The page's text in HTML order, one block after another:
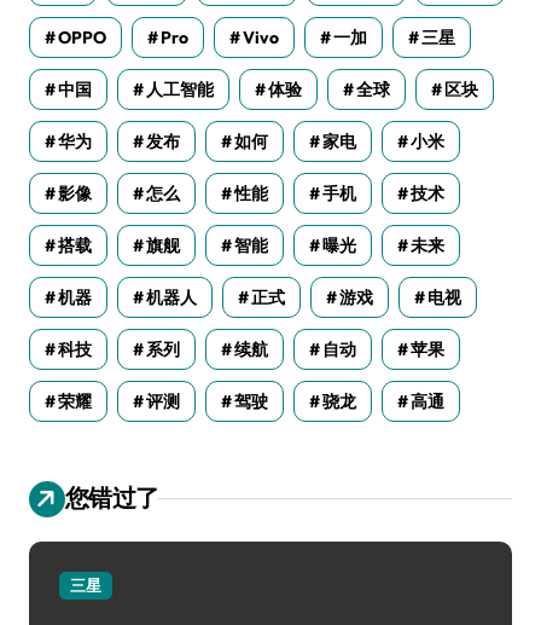
OPPO Pro Vivo 一加 三星
中国 人工智能 体验 全球 区块
华为 发布 如何 家电 小米
影像 怎么 性能 手机 技术
搭载 旗舰 智能 曝光 未来
机器 机器人 正式 游戏 电视
科技 系列 续航 自动 苹果
荣耀 评测 驾驶 骁龙 高通
您错过了
三星